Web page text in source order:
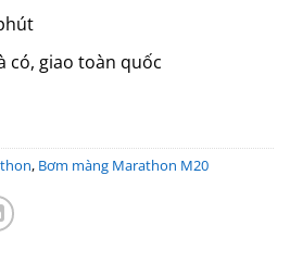
có, giao toàn quốc
, Bơm màng Marathon M20